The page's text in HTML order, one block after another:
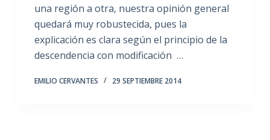
una región a otra, nuestra opinión general
quedará muy robustecida, pues la
explicación es clara según el principio de la
descendencia con modificación …
EMILIO CERVANTES 29 SEPTIEMBRE 2014